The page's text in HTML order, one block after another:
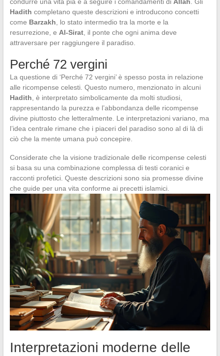
Hadith completano queste descrizioni e introducono concetti
come Barzakh , lo stato intermedio tra la morte e la
resurrezione, e Al-Sirat, il ponte che ogni anima deve
attraversare per raggiungere il paradiso.
Perché 72 vergini
La questione di ‘Perché 72 vergini’ è spesso posta in relazione
alle ricompense celesti. Questo numero, menzionato in alcuni
Hadith , è interpretato simbolicamente da molti studiosi,
rappresentando la purezza e l’abbondanza delle ricompense
divine piuttosto che letteralmente. Le interpretazioni variano, ma
l’idea centrale rimane che i piaceri del paradiso sono al di là di
ciò che la mente umana può concepire.
Considerate che la visione tradizionale delle ricompense celesti
si basa su una combinazione complessa di testi coranici e
racconti profetici. Queste descrizioni sono sia promesse divine
che guide per una vita conforme ai precetti islamici.
Interpretazioni moderne delle